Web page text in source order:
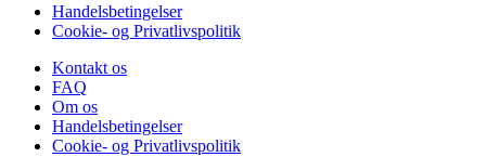
Handelsbetingelser
Cookie- og Privatlivspolitik
Kontakt os
FAQ
Om os
Handelsbetingelser
Cookie- og Privatlivspolitik